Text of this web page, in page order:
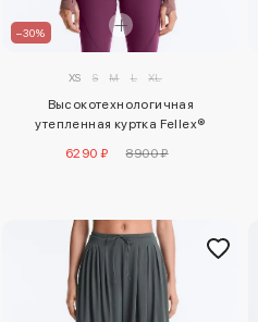
–30%
XS S M L XL
Высокотехнологичная
утепленная куртка Fellex®
6290 ₽ 8900 ₽